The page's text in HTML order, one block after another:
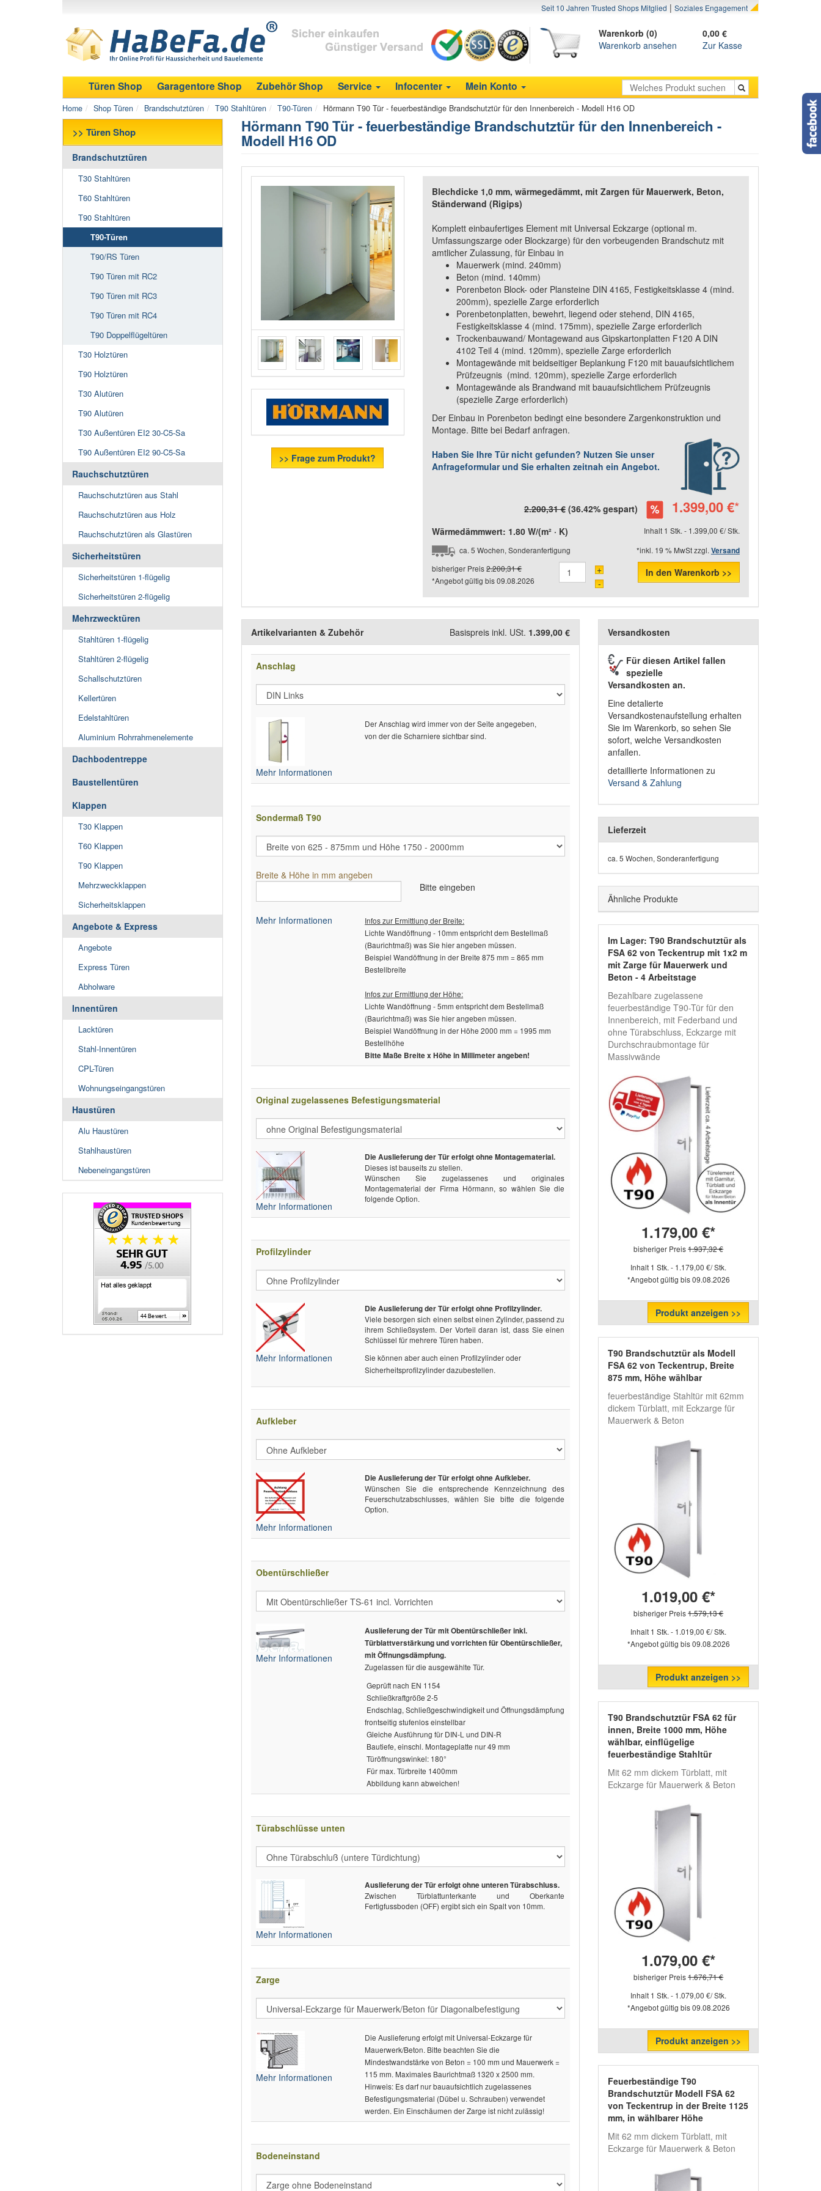
Seit 10 Jahren Trusted Shops Mitglied | Soziales Engagement
Warenkorb (0)
0,00 €
Warenkorb ansehen
Zur Kasse
Türen Shop Garagentore Shop Zubehör Shop Service Infocenter Mein Konto
Home Shop Türen Brandschutztüren T90 Stahltüren T90-Türen Hörmann T90 Tür - feuerbeständige Brandschutztür für den Innenbereich - Modell H16 OD
>> Türen Shop
Brandschutztüren
T30 Stahltüren
T60 Stahltüren
T90 Stahltüren
T90-Türen
T90/RS Türen
T90 Türen mit RC2
T90 Türen mit RC3
T90 Türen mit RC4
T90 Doppelflügeltüren
T30 Holztüren
T90 Holztüren
T30 Alutüren
T90 Alutüren
T30 Außentüren EI2 30-C5-Sa
T90 Außentüren EI2 90-C5-Sa
Rauchschutztüren
Rauchschutztüren aus Stahl
Rauchschutztüren aus Holz
Rauchschutztüren als Glastüren
Sicherheitstüren
Sicherheitstüren 1-flügelig
Sicherheitstüren 2-flügelig
Mehrzwecktüren
Stahltüren 1-flügelig
Stahltüren 2-flügelig
Schallschutztüren
Kellertüren
Edelstahltüren
Aluminium Rohrrahmenelemente
Dachbodentreppe
Baustellentüren
Klappen
T30 Klappen
T60 Klappen
T90 Klappen
Mehrzweckklappen
Sicherheitsklappen
Angebote & Express
Angebote
Express Türen
Abholware
Innentüren
Lacktüren
Stahl-Innentüren
CPL-Türen
Wohnungseingangstüren
Haustüren
Alu Haustüren
Stahlhaustüren
Nebeneingangstüren
Hörmann T90 Tür - feuerbeständige Brandschutztür für den Innenbereich -
Modell H16 OD
>> Frage zum Produkt?
Blechdicke 1,0 mm, wärmegedämmt, mit Zargen für Mauerwerk, Beton,
Ständerwand (Rigips)
Komplett einbaufertiges Element mit Universal Eckzarge (optional m.
Umfassungszarge oder Blockzarge) für den vorbeugenden Brandschutz mit
amtlicher Zulassung, für Einbau in
Mauerwerk (mind. 240mm)
Beton (mind. 140mm)
Porenbeton Block- oder Plansteine DIN 4165, Festigkeitsklasse 4 (mind.
200mm), spezielle Zarge erforderlich
Porenbetonplatten, bewehrt, liegend oder stehend, DIN 4165,
Festigkeitsklasse 4 (mind. 175mm), spezielle Zarge erforderlich
Trockenbauwand/ Montagewand aus Gipskartonplatten F120 A DIN
4102 Teil 4 (mind. 120mm), spezielle Zarge erforderlich
Montagewände mit beidseitiger Beplankung F120 mit bauaufsichtlichem
Prüfzeugnis (mind. 120mm), spezielle Zarge erforderlich
Montagewände als Brandwand mit bauaufsichtlichem Prüfzeugnis
(spezielle Zarge erforderlich)
Der Einbau in Porenbeton bedingt eine besondere Zargenkonstruktion und
Montage. Bitte bei Bedarf anfragen.
Haben Sie Ihre Tür nicht gefunden? Nutzen Sie unser
Anfrageformular und Sie erhalten zeitnah ein Angebot.
2.200,31 €(36.42% gespart) 1.399,00 €*
Wärmedämmwert: 1.80 W/(m² · K)
Inhalt 1 Stk. - 1.399,00 €/ Stk.
ca. 5 Wochen, Sonderanfertigung
*inkl. 19 % MwSt zzgl.Versand
bisheriger Preis2.200,31 €
*Angebot gültig bis09.08.2026
+
-
In den Warenkorb >>
Artikelvarianten & Zubehör Basispreis inkl. USt. 1.399,00 €
Anschlag
Mehr Informationen
Der Anschlag wird immer von der Seite angegeben,
von der die Scharniere sichtbar sind.
Sondermaß T90
Breite & Höhe in mm angeben
Bitte eingeben
Mehr Informationen
Infos zur Ermittlung der Breite:
Lichte Wandöffnung - 10mm entspricht dem Bestellmaß
(Baurichtmaß) was Sie hier angeben müssen.
Beispiel Wandöffnung in der Breite 875 mm = 865 mm
Bestellbreite
Infos zur Ermittlung der Höhe:
Lichte Wandöffnung - 5mm entspricht dem Bestellmaß
(Baurichtmaß) was Sie hier angeben müssen.
Beispiel Wandöffnung in der Höhe 2000 mm = 1995 mm
Bestellhöhe
Bitte Maße Breite x Höhe in Millimeter angeben!
Original zugelassenes Befestigungsmaterial
Mehr Informationen
Die Auslieferung der Tür erfolgt ohne Montagematerial.
Dieses ist bauseits zu stellen.
Wünschen Sie zugelassenes und originales
Montagematerial der Firma Hörmann, so wählen Sie die
folgende Option.
Profilzylinder
Mehr Informationen
Die Auslieferung der Tür erfolgt ohne Profilzylinder.
Viele besorgen sich einen selbst einen Zylinder, passend zu
ihrem Schließsystem. Der Vorteil daran ist, dass Sie einen
Schlüssel für mehrere Türen haben.
Sie können aber auch einen Profilzylinder oder
Sicherheitsprofilzylinder dazubestellen.
Aufkleber
Mehr Informationen
Die Auslieferung der Tür erfolgt ohne Aufkleber.
Wünschen Sie die entsprechende Kennzeichnung des
Feuerschutzabschlusses, wählen Sie bitte die folgende
Option.
Obentürschließer
Mehr Informationen
Auslieferung der Tür mit Obentürschließer inkl.
Türblattverstärkung und vorrichten für Obentürschließer,
mit Öffnungsdämpfung.
Zugelassen für die ausgewählte Tür.
 Geprüft nach EN 1154
 Schließkraftgröße 2-5
 Endschlag, Schließgeschwindigkeit und Öffnungsdämpfung
frontseitig stufenlos einstellbar
 Gleiche Ausführung für DIN-L und DIN-R
 Bautiefe, einschl. Montageplatte nur 49 mm
 Türöffnungswinkel: 180°
 Für max. Türbreite 1400mm
 Abbildung kann abweichen!
Türabschlüsse unten
Mehr Informationen
Auslieferung der Tür erfolgt ohne unteren Türabschluss.
Zwischen Türblattunterkante und Oberkante
Fertigfussboden (OFF) ergibt sich ein Spalt von 10mm.
Zarge
Mehr Informationen
Die Auslieferung erfolgt mit Universal-Eckzarge für
Mauerwerk/Beton. Bitte beachten Sie die
Mindestwandstärke von Beton = 100 mm und Mauerwerk =
115 mm. Maximales Baurichtmaß 1320 x 2500 mm.
Hinweis: Es darf nur bauaufsichtlich zugelassenes
Befestigungsmaterial (Dübel u. Schrauben) verwendet
werden. Ein Einschäumen der Zarge ist nicht zulässig!
Bodeneinstand
Versandkosten
Für diesen Artikel fallen
spezielle
Versandkosten an.
Eine detalierte
Versandkostenaufstellung erhalten
Sie im Warenkorb, so sehen Sie
sofort, welche Versandkosten
anfallen.
detaillierte Informationen zu
Versand & Zahlung
Lieferzeit
ca. 5 Wochen, Sonderanfertigung
Ähnliche Produkte
Im Lager: T90 Brandschutztür als
FSA 62 von Teckentrup mit 1x2 m
mit Zarge für Mauerwerk und
Beton - 4 Arbeitstage
Bezahlbare zugelassene
feuerbeständige T90-Tür für den
Innenbereich, mit Federband und
ohne Türabschluss, Eckzarge mit
Durchschraubmontage für
Massivwände
1.179,00 €*
bisheriger Preis1.937,32 €
Inhalt 1 Stk. - 1.179,00 €/ Stk.
*Angebot gültig bis 09.08.2026
Produkt anzeigen >>
T90 Brandschutztür als Modell
FSA 62 von Teckentrup, Breite
875 mm, Höhe wählbar
feuerbeständige Stahltür mit 62mm
dickem Türblatt, mit Eckzarge für
Mauerwerk & Beton
1.019,00 €*
bisheriger Preis1.579,13 €
Inhalt 1 Stk. - 1.019,00 €/ Stk.
*Angebot gültig bis 09.08.2026
Produkt anzeigen >>
T90 Brandschutztür FSA 62 für
innen, Breite 1000 mm, Höhe
wählbar, einflügelige
feuerbeständige Stahltür
Mit 62 mm dickem Türblatt, mit
Eckzarge für Mauerwerk & Beton
1.079,00 €*
bisheriger Preis1.676,71 €
Inhalt 1 Stk. - 1.079,00 €/ Stk.
*Angebot gültig bis 09.08.2026
Produkt anzeigen >>
Feuerbeständige T90
Brandschutztür Modell FSA 62
von Teckentrup in der Breite 1125
mm, in wählbarer Höhe
Mit 62 mm dickem Türblatt, mit
Eckzarge für Mauerwerk & Beton